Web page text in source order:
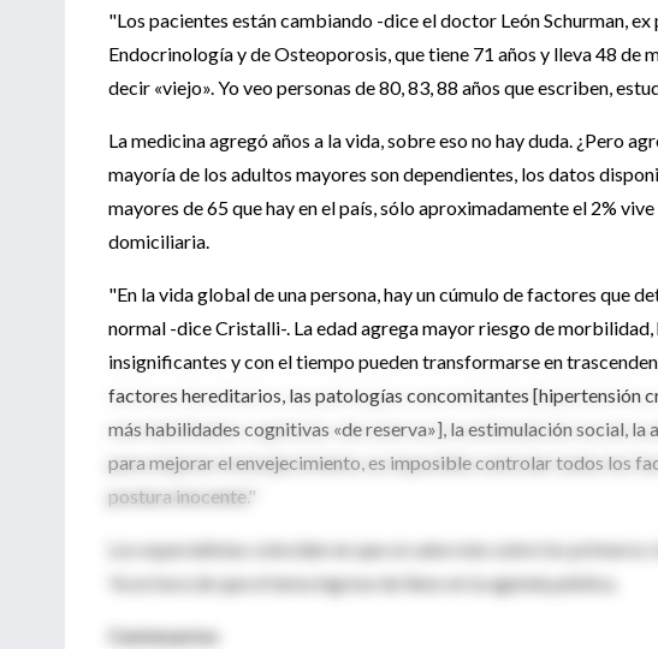
"Los pacientes están cambiando -dice el doctor León Schurman,
Endocrinología y de Osteoporosis, que tiene 71 años y lleva 48 de
decir «viejo». Yo veo personas de 80, 83, 88 años que escriben,
La medicina agregó años a la vida, sobre eso no hay duda. ¿Pero
mayoría de los adultos mayores son dependientes, los datos
mayores de 65 que hay en el país, sólo aproximadamente el 2%
domiciliaria.
"En la vida global de una persona, hay un cúmulo de factores que
normal -dice Cristalli-. La edad agrega mayor riesgo de
insignificantes y con el tiempo pueden transformarse en
factores hereditarios, las patologías concomitantes [hipertensión
más habilidades cognitivas «de reserva»], la estimulación social,
para mejorar el envejecimiento, es imposible controlar todos los
postura inocente."
Los especialistas coinciden en que se sabe más sobre los
Ya es hora de que el tema ingrese de lleno en la agenda pública.
Centenarios